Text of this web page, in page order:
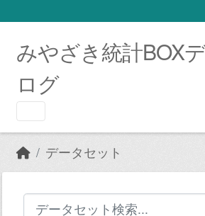
みやざき統計BOX
ログ
データセット